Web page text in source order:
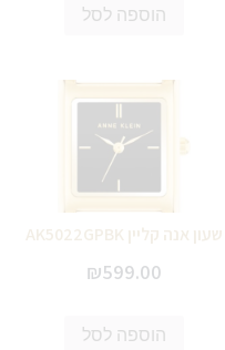
הוספה לסל
שעון אנה קליין AK5022GPBK
₪599.00
הוספה לסל